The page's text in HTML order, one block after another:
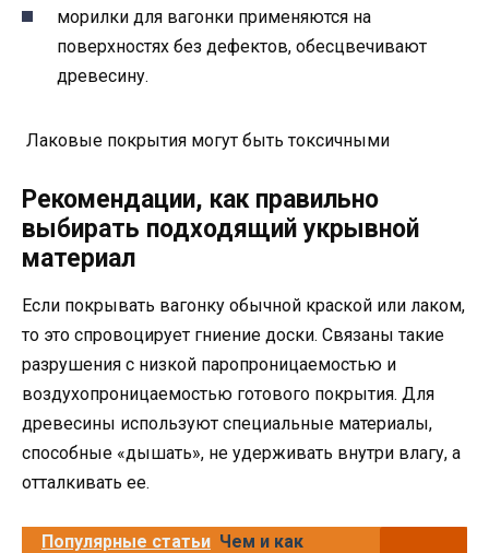
морилки для вагонки применяются на
поверхностях без дефектов, обесцвечивают
древесину.
Лаковые покрытия могут быть токсичными
Рекомендации, как правильно
выбирать подходящий укрывной
материал
Если покрывать вагонку обычной краской или лаком,
то это спровоцирует гниение доски. Связаны такие
разрушения с низкой паропроницаемостью и
воздухопроницаемостью готового покрытия. Для
древесины используют специальные материалы,
способные «дышать», не удерживать внутри влагу, а
отталкивать ее.
Популярные статьи Чем и как